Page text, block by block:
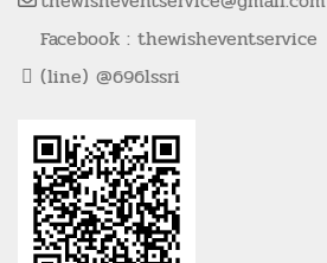
Facebook : thewisheventservice
(line) @696lssri